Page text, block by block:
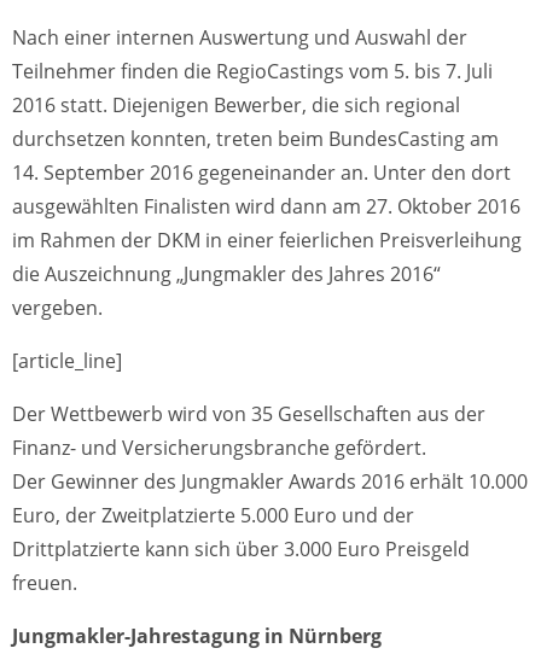
Nach einer internen Auswertung und Auswahl der
Teilnehmer finden die RegioCastings vom 5. bis 7. Juli
2016 statt. Diejenigen Bewerber, die sich regional
durchsetzen konnten, treten beim BundesCasting am
14. September 2016 gegeneinander an. Unter den dort
ausgewählten Finalisten wird dann am 27. Oktober 2016
im Rahmen der DKM in einer feierlichen Preisverleihung
die Auszeichnung „Jungmakler des Jahres 2016“
vergeben.
[article_line]
Der Wettbewerb wird von 35 Gesellschaften aus der
Finanz- und Versicherungsbranche gefördert.
Der Gewinner des Jungmakler Awards 2016 erhält 10.000
Euro, der Zweitplatzierte 5.000 Euro und der
Drittplatzierte kann sich über 3.000 Euro Preisgeld
freuen.
Jungmakler-Jahrestagung in Nürnberg